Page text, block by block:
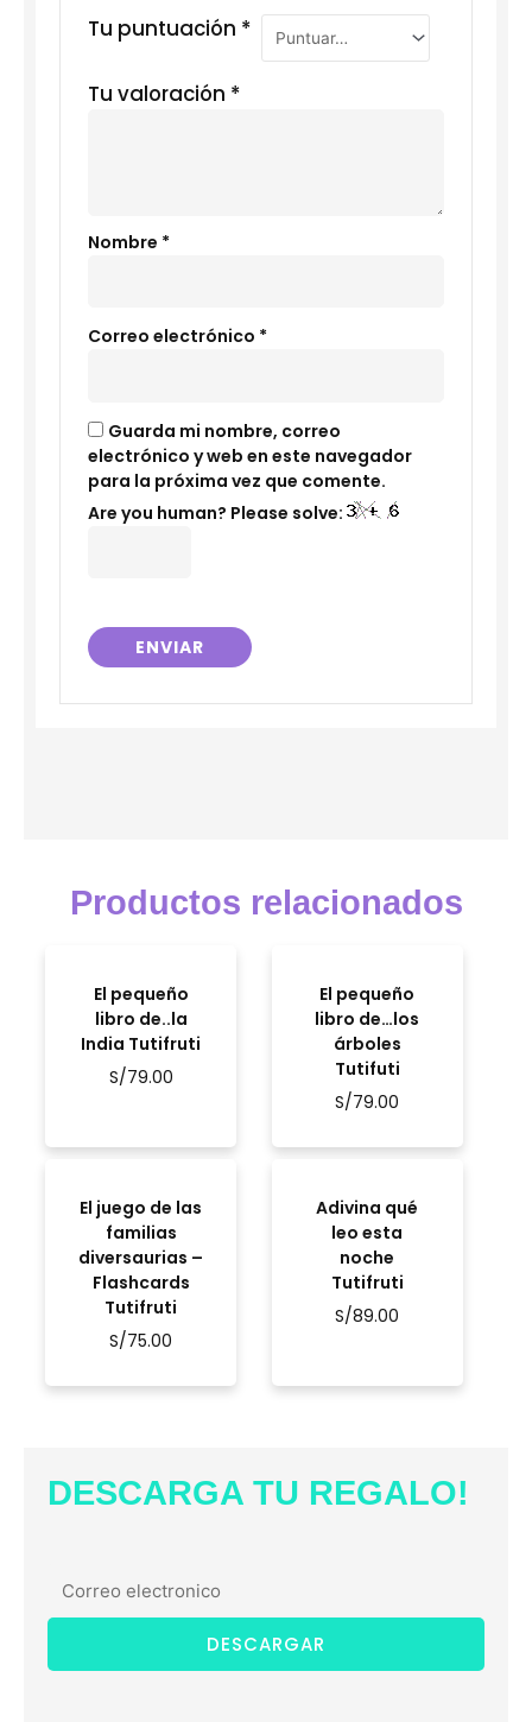
Tu puntuación *
Tu valoración *
Nombre *
Correo electrónico *
Guarda mi nombre, correo
electrónico y web en este navegador
para la próxima vez que comente.
Are you human? Please solve:
Productos relacionados
El pequeño
libro de..la
India Tutifruti
S/79.00
El pequeño
libro de…los
árboles
Tutifuti
S/79.00
El juego de las
familias
diversaurias –
Flashcards
Tutifruti
S/75.00
Adivina qué
leo esta
noche
Tutifruti
S/89.00
DESCARGA TU REGALO!
DESCARGAR